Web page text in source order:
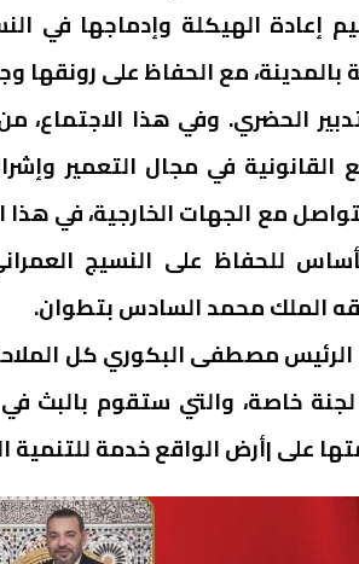
إعادة الهيكلة وإدماجها في
مع الحفاظ على رونقها
الحضري. وفي هذا الاجتماع،
القانونية في مجال التعمير
مع الجهات الخارجية، في
للحفاظ على النسيج
الملك محمد السادس بتطوان.
مصطفى البكوري كل
خاصة، والتي ستقوم بالبث
على |أرض الواقع خدمة للتنمية